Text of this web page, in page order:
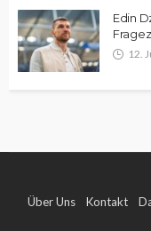
Edin
12.
Über Uns Kontakt